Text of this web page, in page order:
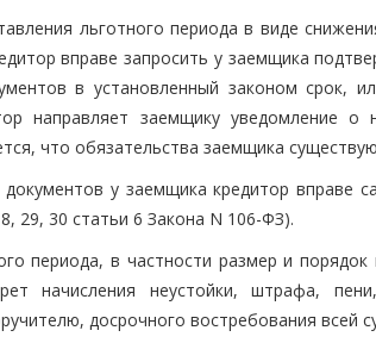
льготного периода в виде
вправе запросить у заемщика
в установленный законом срок,
направляет заемщику уведомление о
что обязательства заемщика
у заемщика кредитор вправе
29, 30 статьи 6 Закона N 106-ФЗ).
периода, в частности размер и
начисления неустойки, штрафа,
досрочного востребования всей